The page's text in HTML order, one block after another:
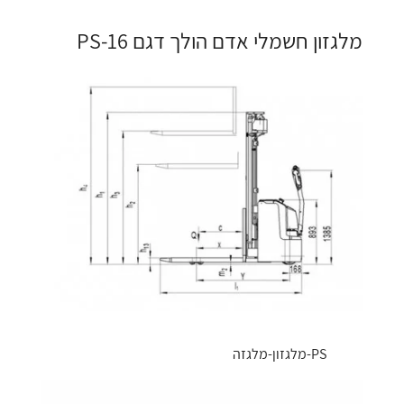
מלגזון חשמלי אדם הולך דגם PS-16
PS-מלגזון-מלגזה